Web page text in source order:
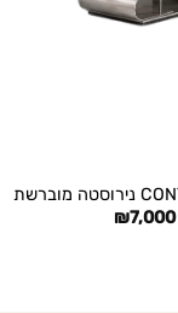
₪7,000